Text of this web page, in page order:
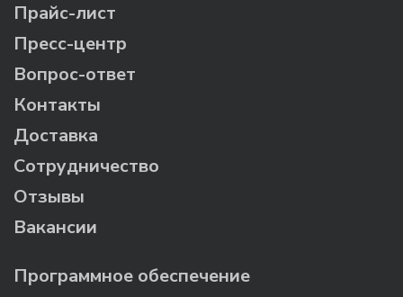
Прайс-лист
Пресс-центр
Вопрос-ответ
Контакты
Доставка
Сотрудничество
Отзывы
Вакансии
Программное обеспечение